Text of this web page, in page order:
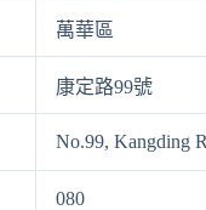
萬華區
康定路99號
No.99, Kangding
080